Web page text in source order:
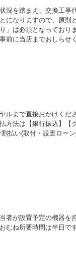
況を踏まえ、交換工事
になりますので、原則
」は必須となっており
前に当店までおしらせ
ルまで直接おかけく
方法は【銀行振込】【
払い(取付・設置ローン
者が設置予定の機器を
むね所要時間は半日です